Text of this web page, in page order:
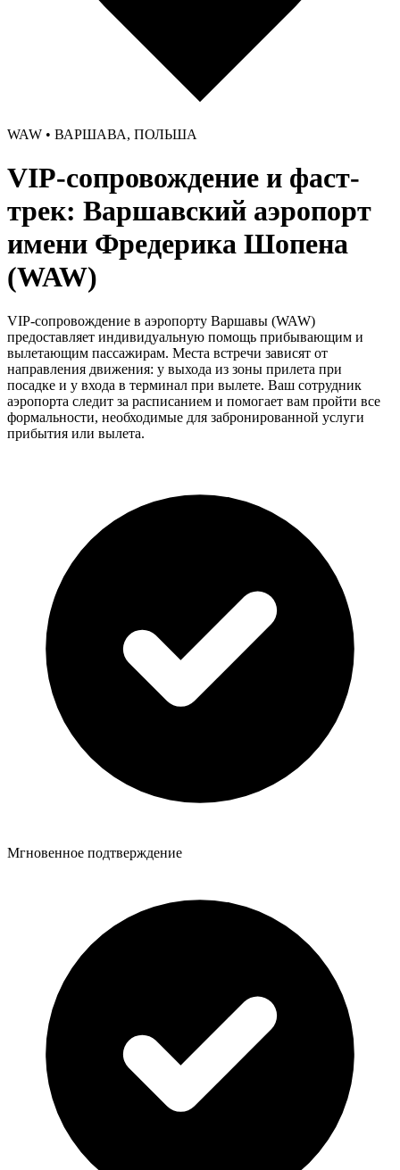
WAW • ВАРШАВА, ПОЛЬША
VIP-сопровождение и фаст-
трек: Варшавский аэропорт
имени Фредерика Шопена
(WAW)
VIP-сопровождение в аэропорту Варшавы (WAW)
предоставляет индивидуальную помощь прибывающим и
вылетающим пассажирам. Места встречи зависят от
направления движения: у выхода из зоны прилета при
посадке и у входа в терминал при вылете. Ваш сотрудник
аэропорта следит за расписанием и помогает вам пройти все
формальности, необходимые для забронированной услуги
прибытия или вылета.
Мгновенное подтверждение